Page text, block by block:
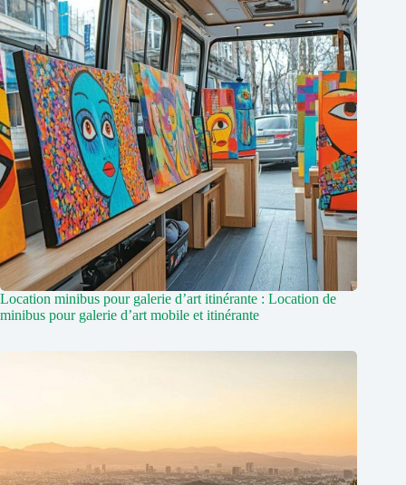
Location minibus pour galerie d’art itinérante : Location de
minibus pour galerie d’art mobile et itinérante